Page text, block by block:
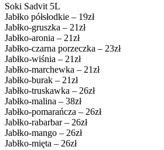
Soki Sadvit 5L
Jabłko półsłodkie – 19zł
Jabłko-gruszka – 21zł
Jabłko-aronia – 21zł
Jabłko-czarna porzeczka – 23zł
Jabłko-wiśnia – 21zł
Jabłko-marchewka – 21zł
Jabłko-burak – 21zł
Jabłko-truskawka – 26zł
Jabłko-malina – 38zł
Jabłko-pomarańcza – 26zł
Jabłko-rabarbar – 26zł
Jabłko-mango – 26zł
Jabłko-mięta – 26zł